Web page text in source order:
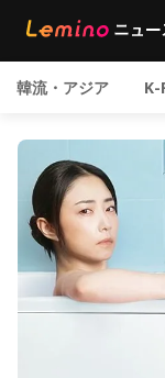
韓流・アジア K-